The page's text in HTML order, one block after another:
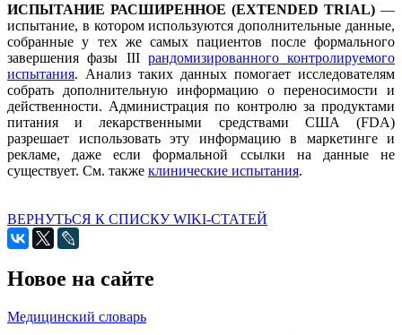
ИСПЫТАНИЕ РАСШИРЕННОЕ (EXTENDED TRIAL) —
испытание, в котором используются дополнительные данные,
собранные у тех же самых пациентов после формального
завершения фазы III рандомизированного контролируемого
испытания. Анализ таких данных помогает исследователям
собрать дополнительную информацию о переносимости и
действенности. Администрация по контролю за продуктами
питания и лекарственными средствами США (FDA)
разрешает использовать эту информацию в маркетинге и
рекламе, даже если формальной ссылки на данные не
существует. См. также клинические испытания.
ВЕРНУТЬСЯ К СПИСКУ WIKI-СТАТЕЙ
Новое на сайте
Медицинский словарь